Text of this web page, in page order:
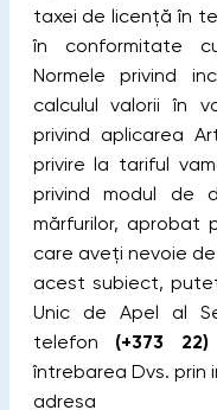
taxei de licență în
în conformitate
Normele privind
calculul valorii în
privind aplicarea
privire la tariful
privind modul de
mărfurilor, aprobat
care aveți nevoie
acest subiect,
Unic de Apel al
telefon (+373 22)
întrebarea Dvs. prin